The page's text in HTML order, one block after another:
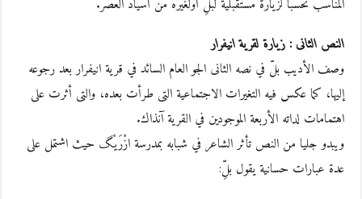
المناسب تحسبا لزيارة مستقبلية لبلِّ أولغيره من أسياد العصر.
النص الثانى : زيارة لقرية انيفرار
وصف الأديب بلّ في نصه الثانى الجو العام السائد في قرية انيفرار بعد رجوعه
إليها، كما عكس فيه التغيرات الاجتماعية التى طرأت بعده، والتى أثرت على
اهتمامات لداته الأربعة الموجودين في القرية آنذاك.
ويبدو جليا من النص تأثر الشاعر في شبابه بمدرسة ازْرَيْگ حيث اشتمل على
عدة عبارات حسانية يقول بلِّ: